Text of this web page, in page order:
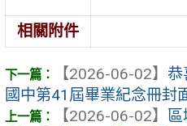
相關附件
【2026-06-02】 恭
國中第41屆畢業紀念冊封
【2026-06-02】 區